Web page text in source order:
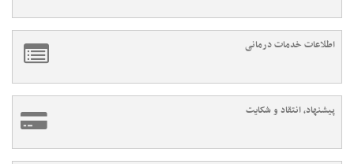
اطلاعات خدمات درمانی
پیشنهاد، انتقاد و شکایت